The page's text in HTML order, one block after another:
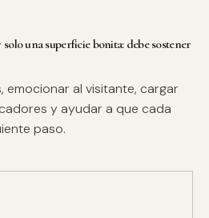
una superficie bonita: debe sostener
al visitante, cargar
y ayudar a que cada
paso.